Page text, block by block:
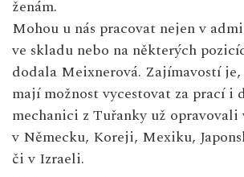
ženám.
Mohou u nás pracovat nejen v
ve skladu nebo na některých
dodala Meixnerová. Zajímavostí je,
mají možnost vycestovat za prací i
mechanici z Tuřanky už opravovali
v Německu, Koreji, Mexiku,
či v Izraeli.